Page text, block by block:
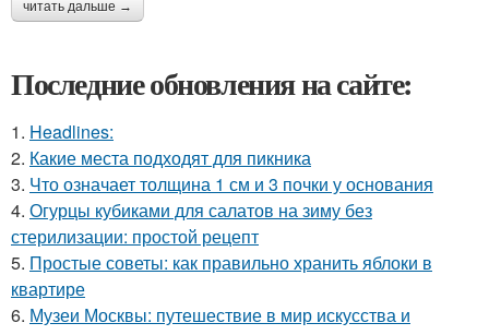
читать дальше →
Последние обновления на сайте:
1. Headlines:
2. Какие места подходят для пикника
3. Что означает толщина 1 см и 3 почки у основания
4. Огурцы кубиками для салатов на зиму без
стерилизации: простой рецепт
5. Простые советы: как правильно хранить яблоки в
квартире
6. Музеи Москвы: путешествие в мир искусства и